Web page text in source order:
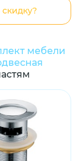
мебели